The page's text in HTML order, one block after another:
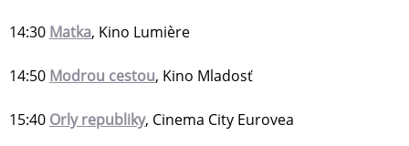
14:30 Matka, Kino Lumière
14:50 Modrou cestou, Kino Mladosť
15:40 Orly republiky, Cinema City Eurovea